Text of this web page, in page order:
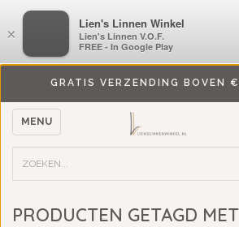
GRATIS VERZENDING BOVEN
MENU
PRODUCTEN GETAGD
×
LiensLinnenwinkel.nl
Lien's Linnen V.O.F.
FREE - In Google Play
×
Lien's Linnen Winkel
Lien's Linnen V.O.F.
FREE - In Google Play